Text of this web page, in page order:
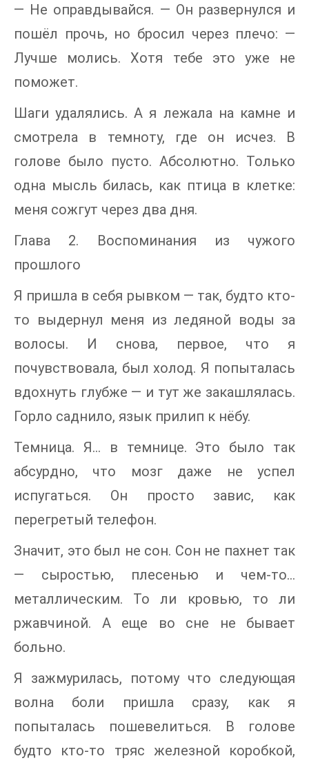
— Не оправдывайся. — Он развернулся и
пошёл прочь, но бросил через плечо: —
Лучше молись. Хотя тебе это уже не
поможет.
Шаги удалялись. А я лежала на камне и
смотрела в темноту, где он исчез. В
голове было пусто. Абсолютно. Только
одна мысль билась, как птица в клетке:
меня сожгут через два дня.
Глава 2. Воспоминания из чужого
прошлого
Я пришла в себя рывком — так, будто кто-
то выдернул меня из ледяной воды за
волосы. И снова, первое, что я
почувствовала, был холод. Я попыталась
вдохнуть глубже — и тут же закашлялась.
Горло саднило, язык прилип к нёбу.
Темница. Я… в темнице. Это было так
абсурдно, что мозг даже не успел
испугаться. Он просто завис, как
перегретый телефон.
Значит, это был не сон. Сон не пахнет так
— сыростью, плесенью и чем-то…
металлическим. То ли кровью, то ли
ржавчиной. А еще во сне не бывает
больно.
Я зажмурилась, потому что следующая
волна боли пришла сразу, как я
попыталась пошевелиться. В голове
будто кто-то тряс железной коробкой,